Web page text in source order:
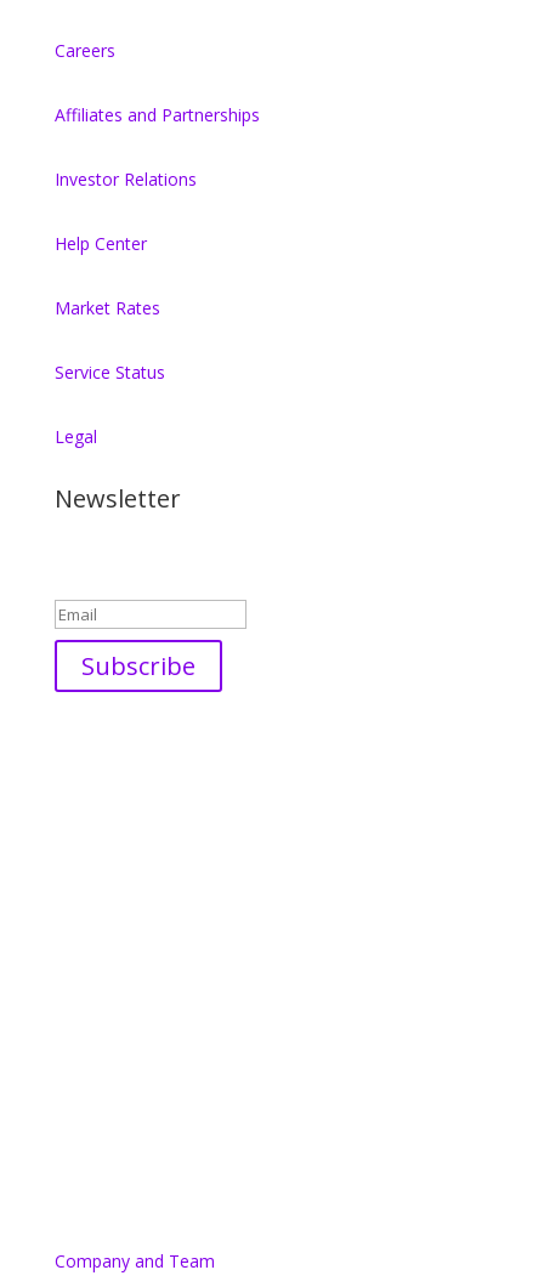
Careers
Affiliates and Partnerships
Investor Relations
Help Center
Market Rates
Service Status
Legal
Newsletter
Subscribe
Company and Team